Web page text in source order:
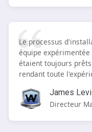
Le processus
équipe
étaient toujours
rendant toute
James Levi
Directeur